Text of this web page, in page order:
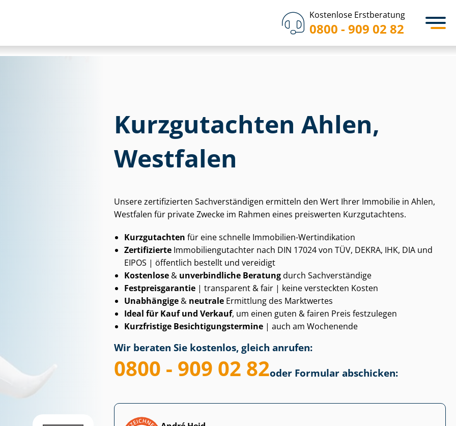
Kostenlose Erstberatung
0800 - 909 02 82
Kurzgutachten Ahlen,
Westfalen
Unsere zertifizierten Sach­ver­stän­di­gen ermitteln den Wert Ihrer Immobilie in Ahlen,
Westfalen für private Zwecke im Rahmen eines preiswerten Kurzgutachtens.
Kurzgutachten für eine schnelle Immobilien-Wertindikation
Zertifizierte Im­mo­bi­li­en­gut­ach­ter nach DIN 17024 von TÜV, DEKRA, IHK, DIA und
EIPOS | öffentlich bestellt und vereidigt
Kostenlose & unverbindliche Beratungdurch Sachverständige
Fest­preis­ga­ran­tie | transparent & fair | keine versteckten Kosten
Unabhängige & neutrale Ermittlung des Marktwertes
Ideal für Kauf und Verkauf, um einen guten & fairen Preis festzulegen
Kurzfristige Be­sich­ti­gungs­ter­mi­ne | auch am Wochenende
Wir beraten Sie kostenlos, gleich anrufen:
0800 - 909 02 82oder Formular abschicken: